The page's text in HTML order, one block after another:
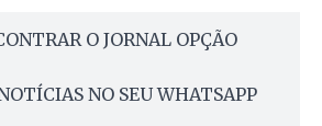
O JORNAL OPÇÃO
NO SEU WHATSAPP